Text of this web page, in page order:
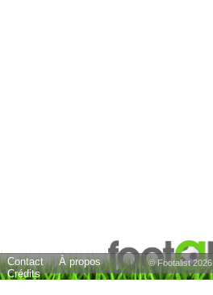
Contact
À propos
Crédits
© Footalist 2026